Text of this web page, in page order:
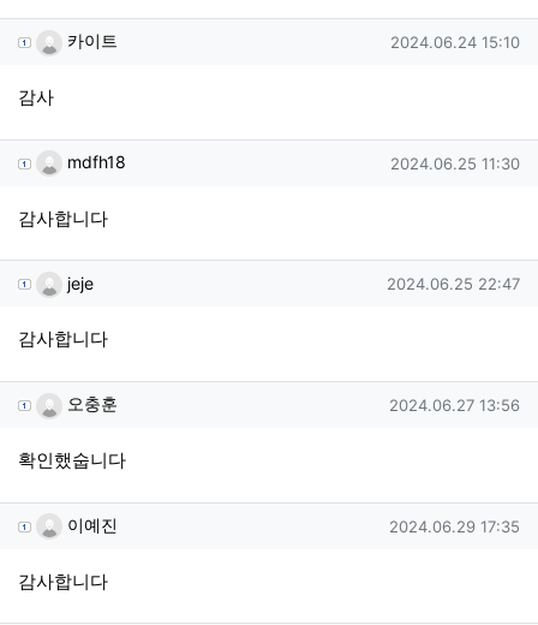
카이트님의 댓글
카이트 작성일
2024.06.24 15:10
감사
mdfh18님의 댓글
mdfh18 작성일
2024.06.25 11:30
감사합니다
jeje님의 댓글
jeje 작성일
2024.06.25 22:47
감사합니다
오충훈님의 댓글
오충훈 작성일
2024.06.27 13:56
확인했숩니다
이예진님의 댓글
이예진 작성일
2024.06.29 17:35
감사합니다